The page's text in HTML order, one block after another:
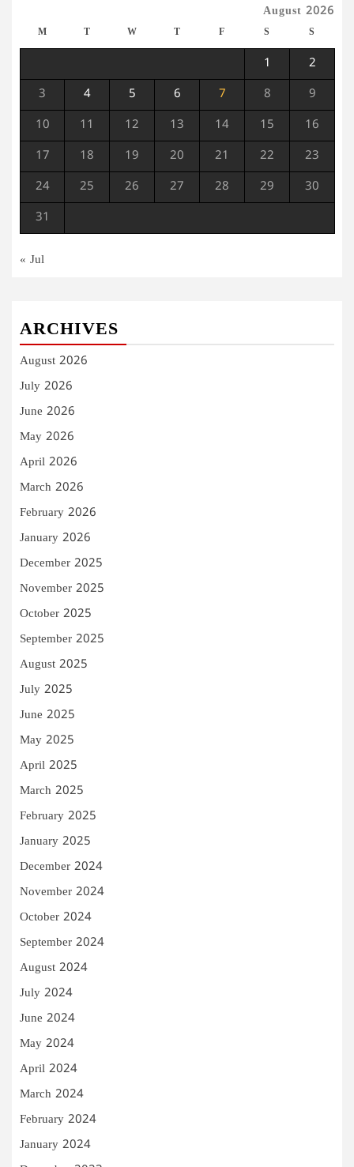
August 2026
M T W T F S S
1 2
3 4 5 6 7 8 9
10 11 12 13 14 15 16
17 18 19 20 21 22 23
24 25 26 27 28 29 30
31
« Jul
ARCHIVES
August 2026
July 2026
June 2026
May 2026
April 2026
March 2026
February 2026
January 2026
December 2025
November 2025
October 2025
September 2025
August 2025
July 2025
June 2025
May 2025
April 2025
March 2025
February 2025
January 2025
December 2024
November 2024
October 2024
September 2024
August 2024
July 2024
June 2024
May 2024
April 2024
March 2024
February 2024
January 2024